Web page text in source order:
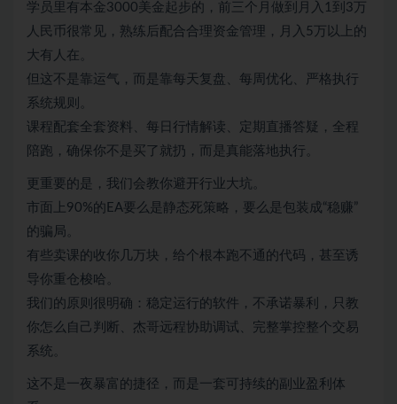
学员里有本金3000美金起步的，前三个月做到月入1到3万
人民币很常见，熟练后配合合理资金管理，月入5万以上的
大有人在。
但这不是靠运气，而是靠每天复盘、每周优化、严格执行
系统规则。
课程配套全套资料、每日行情解读、定期直播答疑，全程
陪跑，确保你不是买了就扔，而是真能落地执行。
更重要的是，我们会教你避开行业大坑。
市面上90%的EA要么是静态死策略，要么是包装成“稳赚”
的骗局。
有些卖课的收你几万块，给个根本跑不通的代码，甚至诱
导你重仓梭哈。
我们的原则很明确：稳定运行的软件，不承诺暴利，只教
你怎么自己判断、杰哥远程协助调试、完整掌控整个交易
系统。
这不是一夜暴富的捷径，而是一套可持续的副业盈利体